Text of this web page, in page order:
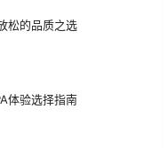
松的品质之选
体验选择指南